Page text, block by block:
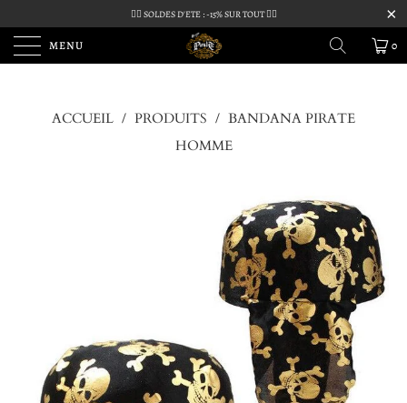
🏴‍☠️ SOLDES D'ETE : -15% SUR TOUT 🏴‍☠️
MENU 0
ACCUEIL / PRODUITS / BANDANA PIRATE
HOMME